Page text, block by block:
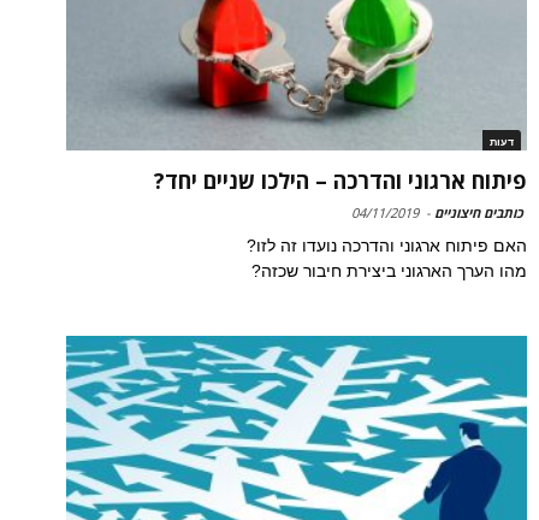
דעות
פיתוח ארגוני והדרכה – הילכו שניים יחד?
כותבים חיצוניים -
04/11/2019
האם פיתוח ארגוני והדרכה נועדו זה לזו?
מהו הערך הארגוני ביצירת חיבור שכזה?